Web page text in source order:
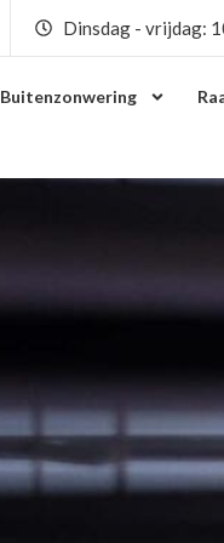
Dinsdag - vrijdag:
Buitenzonwering